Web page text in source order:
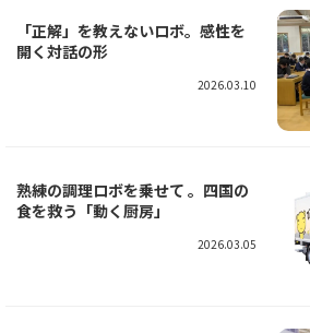
「正解」を教えないロボ。感性を
開く対話の形
2026.03.10
熟練の調理ロボを乗せて 。四国の
食を救う「動く厨房」
2026.03.05